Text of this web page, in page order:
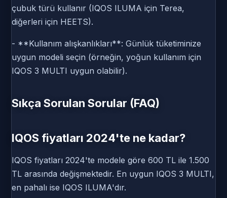
çubuk türü kullanır (IQOS ILUMA için Terea,
diğerleri için HEETS).
- **Kullanım alışkanlıkları**: Günlük tüketiminize
uygun modeli seçin (örneğin, yoğun kullanım için
IQOS 3 MULTI uygun olabilir).
Sıkça Sorulan Sorular (FAQ)
IQOS fiyatları 2024'te ne kadar?
IQOS fiyatları 2024'te modele göre 600 TL ile 1.500
TL arasında değişmektedir. En uygun IQOS 3 MULTI,
en pahalı ise IQOS ILUMA'dır.